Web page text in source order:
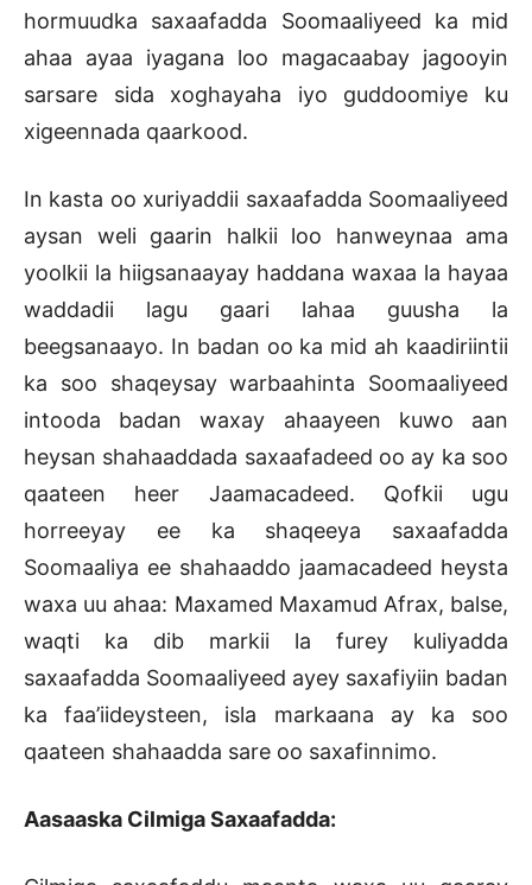
hormuudka saxaafadda Soomaaliyeed ka mid
ahaa ayaa iyagana loo magacaabay jagooyin
sarsare sida xoghayaha iyo guddoomiye ku
xigeennada qaarkood.
In kasta oo xuriyaddii saxaafadda Soomaaliyeed
aysan weli gaarin halkii loo hanweynaa ama
yoolkii la hiigsanaayay haddana waxaa la hayaa
waddadii lagu gaari lahaa guusha la
beegsanaayo. In badan oo ka mid ah kaadiriintii
ka soo shaqeysay warbaahinta Soomaaliyeed
intooda badan waxay ahaayeen kuwo aan
heysan shahaaddada saxaafadeed oo ay ka soo
qaateen heer Jaamacadeed. Qofkii ugu
horreeyay ee ka shaqeeya saxaafadda
Soomaaliya ee shahaaddo jaamacadeed heysta
waxa uu ahaa: Maxamed Maxamud Afrax, balse,
waqti ka dib markii la furey kuliyadda
saxaafadda Soomaaliyeed ayey saxafiyiin badan
ka faa’iideysteen, isla markaana ay ka soo
qaateen shahaadda sare oo saxafinnimo.
Aasaaska Cilmiga Saxaafadda: